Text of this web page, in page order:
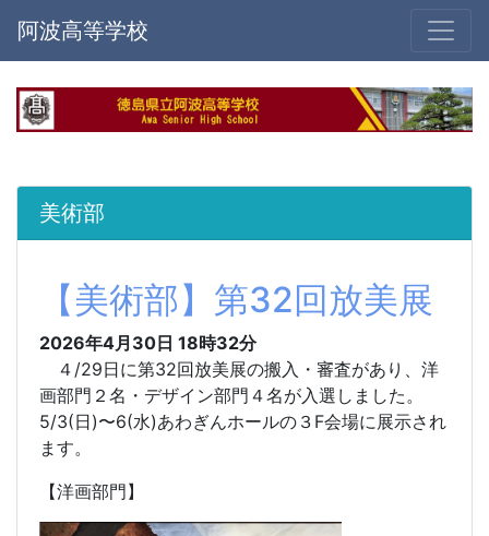
阿波高等学校
美術部
【美術部】第32回放美展
2026年4月30日 18時32分
４/29日に第32回放美展の搬入・審査があり、洋
画部門２名・デザイン部門４名が入選しました。
5/3(日)〜6(水)あわぎんホールの３F会場に展示され
ます。
【洋画部門】